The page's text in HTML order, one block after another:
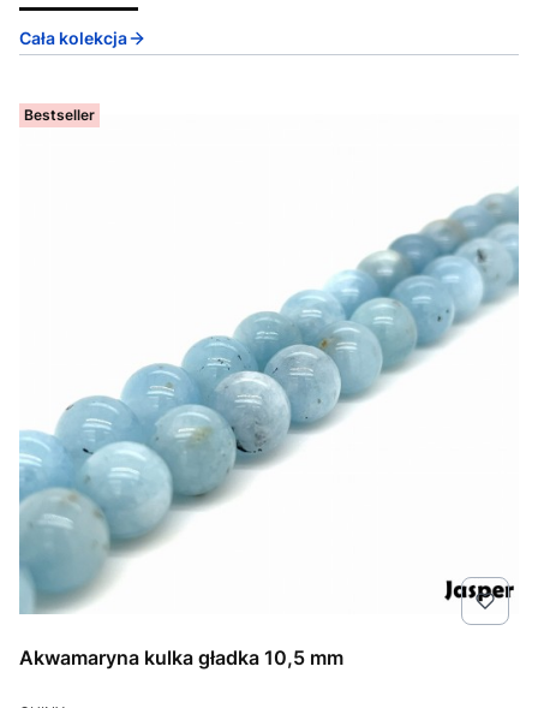
Cała kolekcja
Bestseller
Akwamaryna kulka gładka 10,5 mm